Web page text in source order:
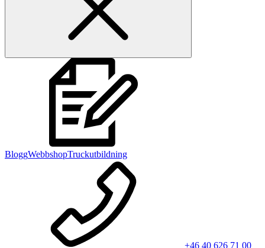
BloggWebbshopTruckutbildning
+46 40 626 71 00